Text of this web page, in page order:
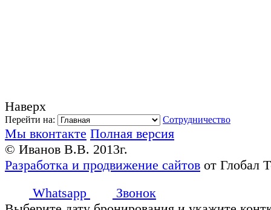
Наверх
Перейти на: Сотрудничество
Мы вконтакте Полная версия
© Иванов В.В. 2013г.
Разработка и продвижение сайтов от Глобал
Whatsapp
Звонок